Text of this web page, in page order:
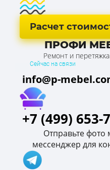
Расчет
ПРОФИ
Ремонт и
Сейчас на связи
info@p-
+7 (499) 653-
Отправьте фото
мессенджер для